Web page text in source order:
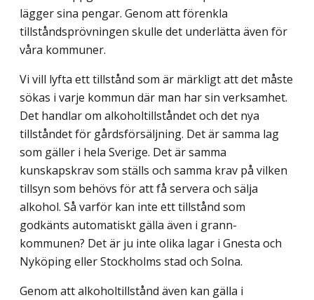
lägger sina pengar. Genom att förenkla
tillståndsprövningen skulle det underlätta även för
våra kommuner.
Vi vill lyfta ett tillstånd som är märkligt att det måste
sökas i varje kommun där man har sin verksamhet.
Det handlar om alkoholtillståndet och det nya
tillståndet för gårds­försäljning. Det är samma lag
som gäller i hela Sverige. Det är samma
kunskapskrav som ställs och samma krav på vilken
tillsyn som behövs för att få servera och sälja
alkohol. Så varför kan inte ett tillstånd som
godkänts automatiskt gälla även i grann­
kommunen? Det är ju inte olika lagar i Gnesta och
Nyköping eller Stockholms stad och Solna.
Genom att alkoholtillstånd även kan gälla i